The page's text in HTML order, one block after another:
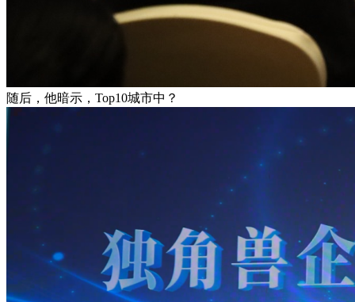
随后，他暗示，Top10城市中？